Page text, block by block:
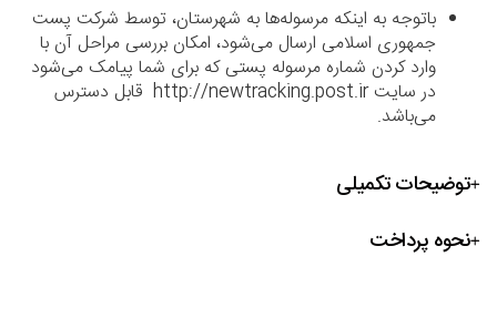
باتوجه به اینکه مرسوله‌ها به شهرستان، توسط شرکت پست
جمهوری اسلامی ارسال می‌شود، امکان بررسی مراحل آن با
وارد کردن شماره مرسوله پستی که برای شما پیامک می‌شود
در سایت http://newtracking.post.ir قابل دسترس
می‌باشد.
توضیحات تکمیلی
نحوه پرداخت